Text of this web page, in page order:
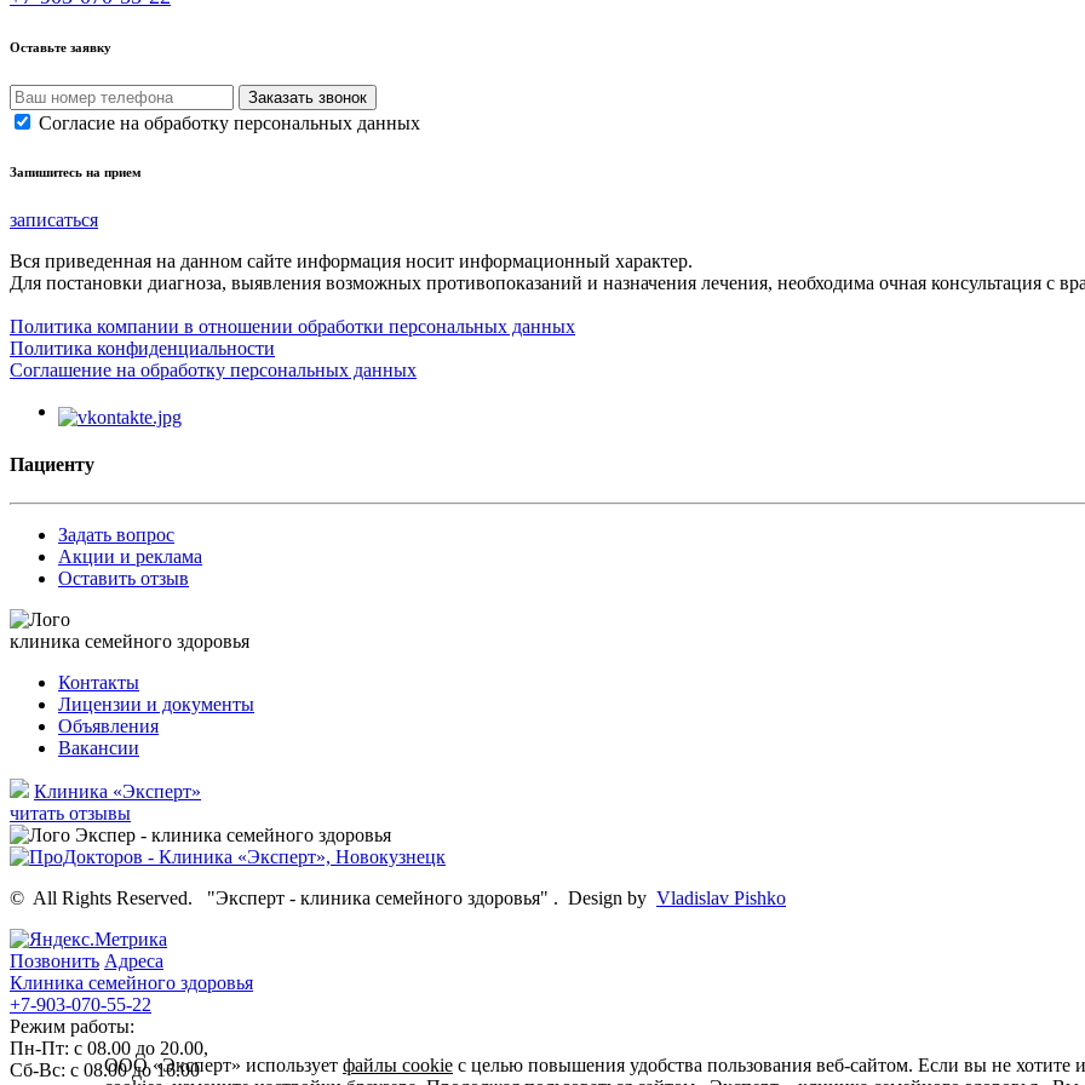
Оставьте заявку
Согласие на обработку персональных данных
Запишитесь на прием
записаться
Вся приведенная на данном сайте информация носит информационный характер.
Для постановки диагноза, выявления возможных противопоказаний и назначения лечения, необходима очная консультация с
Политика компании в отношении обработки персональных данных
Политика конфиденциальности
Соглашение на обработку персональных данных
Пациенту
Задать вопрос
Акции и реклама
Оставить отзыв
клиника семейного здоровья
Контакты
Лицензии и документы
Объявления
Вакансии
Клиника «Эксперт»
читать отзывы
© All Rights Reserved. "Эксперт - клиника семейного здоровья" . Design by Vladislav Pishko
Позвонить Адреса
Клиника семейного здоровья
+7-903-070-55-22
Режим работы:
Пн-Пт: с 08.00 до 20.00,
Сб-Вс: с 08.00 до 16.00ООО «Эксперт» использует файлы cookie с целью повышения удобства пользования веб-сайтом. Если вы не хотите